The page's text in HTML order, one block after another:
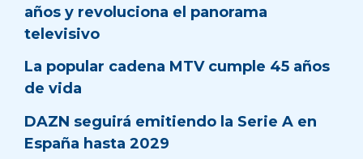
años y revoluciona el panorama
televisivo
La popular cadena MTV cumple 45 años
de vida
DAZN seguirá emitiendo la Serie A en
España hasta 2029